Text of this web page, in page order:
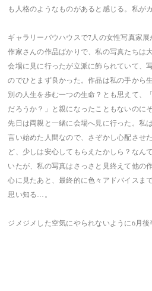
も人格のようなものがあると感じる。私が
ギャラリーバウハウスで7人の女性写真家
作家さんの作品ばかりで、私の写真たちは
会場に見に行ったが立派に飾られていて、
のでひとまず良かった。作品は私の手から
別の人生を歩む一つの生命？とも思えて、
だろうか？」と親になったこともないのに
先日は両親と一緒に会場へ見に行った。私
言い始めた人間なので、さぞかし心配させ
ど、少しは安心してもらえたかしら？なん
いたが、私の写真はさっさと見終えて他の
心に見たあと、最終的に色々アドバイスま
思い知る…。
ジメジメした空気にやられないように6月後